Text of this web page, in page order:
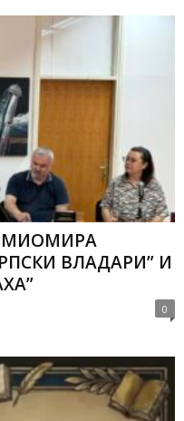
МИОМИРА
ВЛАДАРИ” И
0